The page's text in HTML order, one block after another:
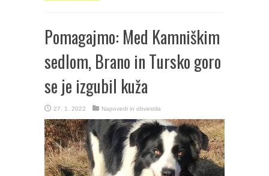
Pomagajmo: Med Kamniškim
sedlom, Brano in Tursko goro
se je izgubil kuža
27. 1. 2022 Napovedi in obvestila